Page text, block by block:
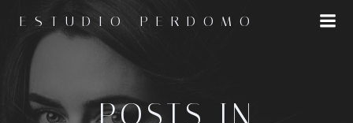
al
ESTUDIO PERDOMO
POSTS IN